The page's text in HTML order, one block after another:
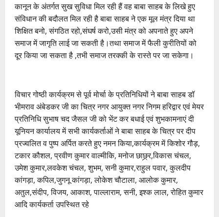
कानून के अंतर्गत सुख सुविधा मिल रही हैं वह बाबा साहब के लिखे हुए
संविधान की बदौलत मिल रही है बाबा साहब ने एक मूल मंत्र दिया था
शिक्षित बनो, संगठित रहो,संघर्ष करो,उसी मंत्र को अपनाते हुए अपने
समाज में जागृति लाई जा सकती है।तथा समाज में फैली कुरीतियों को
दूर किया जा सकता है ,तभी समाज तरक्की के रास्ते पर जा सकेगा।
विचार गोष्ठी कार्यक्रम से पूर्व मोर्चा के प्रतिनिधियों ने बाबा साहब डॉ
भीमराव अंबेडकर जी का चित्र नगर आयुक्त नगर निगम हरिद्वार एवं मेयर
प्रतिनिधि सुभाष चद जैसल जी को भेंट कर बधाई एवं शुभकामनाएं दी
यूनियन कार्यालय में सभी कार्यकर्ताओं ने बाबा साहब के चित्र पर दीप
प्रज्वलित व पुष्प अर्पित करते हुए नमन किया,कार्यक्रम में किशोर गौड़,
टकार कौशल, प्रवीण कुमार वाल्मीकि, मनोज छाछ्र्र,विकास चंचल,
उमेश कुमार,लवकेश चंचल, शुभम, सनी कुमार,राहुल पवार, कुलदीप
कांगड़ा, कपिल,जुगनू कांगड़ा, लोकेश चौटाला, आलोक कुमार,
अतुल,संदीप, विजय, आकाश, पाल्लाराम, सनी, इश्क लाल, रोहित कुमार
आदि कार्यकर्ता उपस्थित रहे